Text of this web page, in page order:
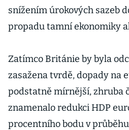
snížením úrokových sazeb
propadu tamní ekonomiky
Zatímco Británie by byla
zasažena tvrdě, dopady na
podstatně mírnější, zhruba
znamenalo redukci HDP
procentního bodu v